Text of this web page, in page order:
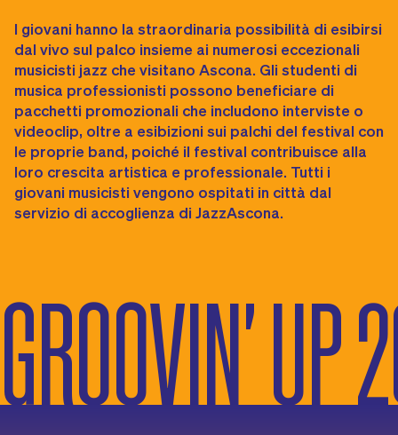
I giovani hanno la straordinaria possibilità di esibirsi
dal vivo sul palco insieme ai numerosi eccezionali
musicisti jazz che visitano Ascona. Gli studenti di
musica professionisti possono beneficiare di
pacchetti promozionali che includono interviste o
videoclip, oltre a esibizioni sui palchi del festival con
le proprie band, poiché il festival contribuisce alla
loro crescita artistica e professionale. Tutti i
giovani musicisti vengono ospitati in città dal
servizio di accoglienza di JazzAscona.
UP